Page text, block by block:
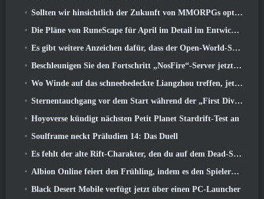
Sollten wir hinsichtlich der Zukunft von MMORPGs optimistisch sein??
Die Pläne von RuneScape für April im Detail im Entwicklervideo
Es gibt weitere Anzeichen dafür, dass der Open-World-Shooter StarCraft eine echte Sache sein könnte
Beschleunigen Sie den Fortschritt „NosFire“-Server jetzt in NosTale verfügbar
Wo Winde auf das schneebedeckte Liangzhou treffen, jetzt mit der Veröffentlichung der Version verfügbar 1.5
Sternentauchgang vor dem Start während der „First Dive Show“
Hoyoverse kündigt nächsten Petit Planet Stardrift-Test an
Soulframe neckt Präludien 14: Das Duell
Es fehlt der alte Rift-Charakter, den du auf dem Dead-Server zurückgelassen hast? Gamigo hat eine Lösung dafür
Albion Online feiert den Frühling, indem es den Spielern ein süßes Hasen-Reittier anbietet
Black Desert Mobile verfügt jetzt über einen PC-Launcher